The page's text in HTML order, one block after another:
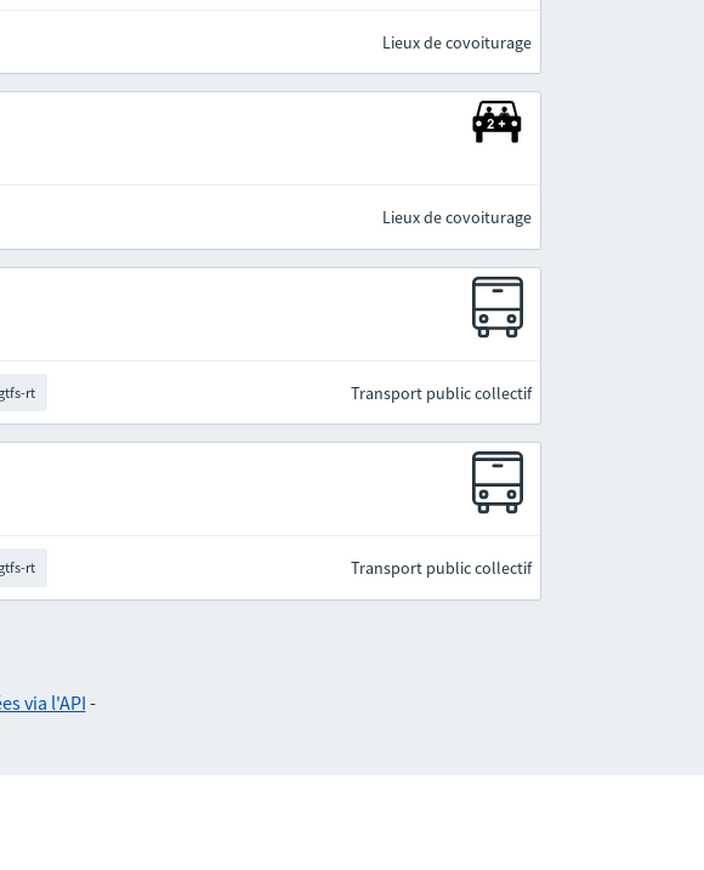
Lieux de covoiturage
Lieux de covoiturage
gtfs-rt Transport public collectif
gtfs-rt Transport public collectif
via l'API -